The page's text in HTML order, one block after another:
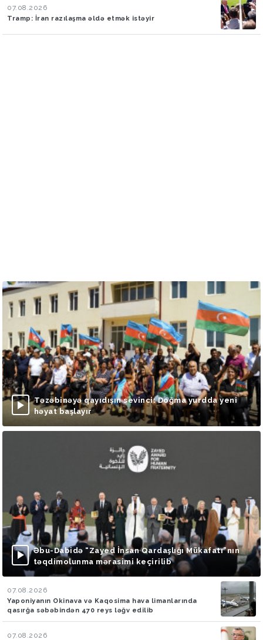
07.08.2026
Tramp: İran razılaşma əldə etmək istəyir
Təzəbinəyə qayıdışın sevinci: Doğma yurdda yeni
həyat başlayır
Əbu-Dabidə “Zayed İnsan Qardaşlığı Mükafatı”nın
təqdimolunma mərasimi keçirilib
07.08.2026
Yaponiyanın Okinava və Kaqosima hava limanlarında
qasırğa səbəbindən 470 reys ləğv edilib
07.08.2026